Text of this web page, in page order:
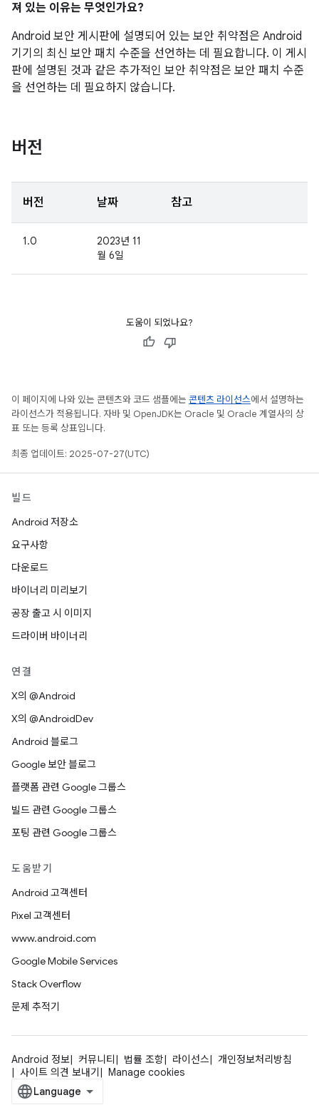
져 있는 이유는 무엇인가요?
Android 보안 게시판에 설명되어 있는 보안 취약점은 Android
기기의 최신 보안 패치 수준을 선언하는 데 필요합니다. 이 게시
판에 설명된 것과 같은 추가적인 보안 취약점은 보안 패치 수준
을 선언하는 데 필요하지 않습니다.
버전
버전 날짜 참고
1.0
2023년 11
월 6일
도움이 되었나요?
이 페이지에 나와 있는 콘텐츠와 코드 샘플에는 콘텐츠 라이선스에서 설명하는
라이선스가 적용됩니다. 자바 및 OpenJDK는 Oracle 및 Oracle 계열사의 상
표 또는 등록 상표입니다.
최종 업데이트: 2025-07-27(UTC)
빌드
Android 저장소
요구사항
다운로드
바이너리 미리보기
공장 출고 시 이미지
드라이버 바이너리
연결
X의 @Android
X의 @AndroidDev
Android 블로그
Google 보안 블로그
플랫폼 관련 Google 그룹스
빌드 관련 Google 그룹스
포팅 관련 Google 그룹스
도움받기
Android 고객센터
Pixel 고객센터
www.android.com
Google Mobile Services
Stack Overflow
문제 추적기
Android 정보 커뮤니티 법률 조항 라이선스
개인정보처리방침
사이트 의견 보내기
Manage cookies